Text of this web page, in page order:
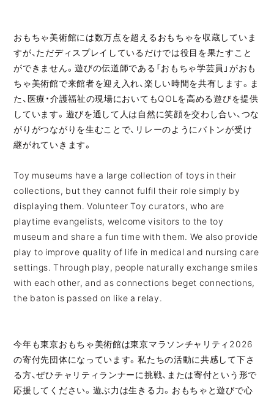
おもちゃ美術館には数万点を超えるおもちゃを収蔵していま
すが、ただディスプレイしているだけでは役目を果たすこと
ができません。遊びの伝道師である「おもちゃ学芸員」がおも
ちゃ美術館で来館者を迎え入れ、楽しい時間を共有します。ま
た、医療・介護福祉の現場においてもQOLを高める遊びを提供
しています。遊びを通して人は自然に笑顔を交わし合い、つな
がりがつながりを生むことで、リレーのようにバトンが受け
継がれていきます。
Toy museums have a large collection of toys in their
collections, but they cannot fulfil their role simply by
displaying them. Volunteer Toy curators, who are
playtime evangelists, welcome visitors to the toy
museum and share a fun time with them. We also provide
play to improve quality of life in medical and nursing care
settings. Through play, people naturally exchange smiles
with each other, and as connections beget connections,
the baton is passed on like a relay.
今年も東京おもちゃ美術館は東京マラソンチャリティ2026
の寄付先団体になっています。私たちの活動に共感して下さ
る方、ぜひチャリティランナーに挑戦、または寄付という形で
応援してください。遊ぶ力は生きる力。おもちゃと遊びで心